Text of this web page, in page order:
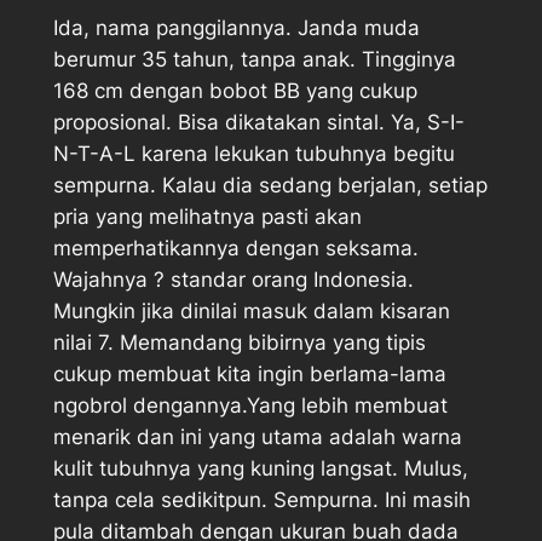
Ida, nama panggilannya. Janda muda
berumur 35 tahun, tanpa anak. Tingginya
168 cm dengan bobot BB yang cukup
proposional. Bisa dikatakan sintal. Ya, S-I-
N-T-A-L karena lekukan tubuhnya begitu
sempurna. Kalau dia sedang berjalan, setiap
pria yang melihatnya pasti akan
memperhatikannya dengan seksama.
Wajahnya ? standar orang Indonesia.
Mungkin jika dinilai masuk dalam kisaran
nilai 7. Memandang bibirnya yang tipis
cukup membuat kita ingin berlama-lama
ngobrol dengannya.Yang lebih membuat
menarik dan ini yang utama adalah warna
kulit tubuhnya yang kuning langsat. Mulus,
tanpa cela sedikitpun. Sempurna. Ini masih
pula ditambah dengan ukuran buah dada